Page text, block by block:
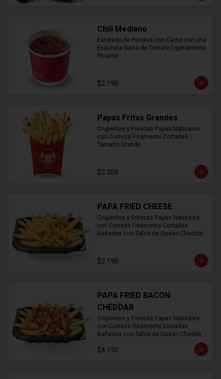
Chili Mediano
Estofado de Porotos con Carne con una
Exquisita Salsa de Tomate Ligeramente
Picante
$2.190
Papas Fritas Grandes
Crujientes y Frescas Papas Naturales
con Corteza Finamente Cortadas
Tamaño Grande.
$2.350
PAPA FRIED CHEESE
Crujientes y Frescas Papas Naturales
con Corteza Finamente Cortadas
Bañadas con Salsa de Queso Cheddar
$3.190
PAPA FRIED BACON
CHEDDAR
Crujientes y Frescas Papas Naturales
con Corteza Finamente Cortadas
Bañadas con Salsa de Queso Cheddar
$4.190